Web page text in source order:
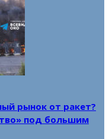
рынок от ракет?
под большим